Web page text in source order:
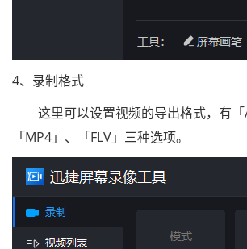
4、录制格式
这里可以设置视频的导出格式，有「
「MP4」、「FLV」三种选项。